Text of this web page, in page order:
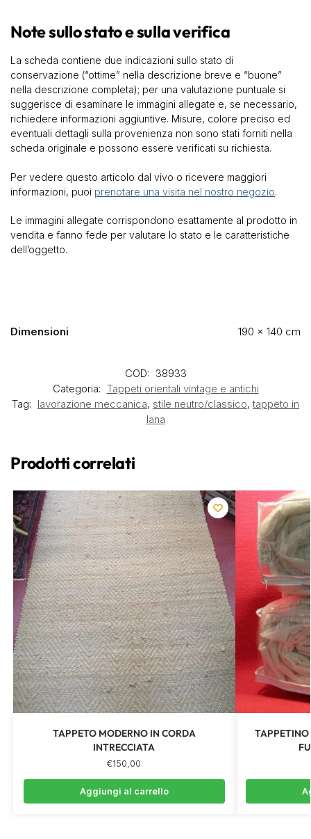
Note sullo stato e sulla verifica
La scheda contiene due indicazioni sullo stato di
conservazione (“ottime” nella descrizione breve e “buone”
nella descrizione completa); per una valutazione puntuale si
suggerisce di esaminare le immagini allegate e, se necessario,
richiedere informazioni aggiuntive. Misure, colore preciso ed
eventuali dettagli sulla provenienza non sono stati forniti nella
scheda originale e possono essere verificati su richiesta.
Per vedere questo articolo dal vivo o ricevere maggiori
informazioni, puoi prenotare una visita nel nostro negozio.
Le immagini allegate corrispondono esattamente al prodotto in
vendita e fanno fede per valutare lo stato e le caratteristiche
dell’oggetto.
Dimensioni 190 × 140 cm
COD: 38933
Categoria: Tappeti orientali vintage e antichi
Tag: lavorazione meccanica, stile neutro/classico,tappeto in
lana
Prodotti correlati
TAPPETO MODERNO IN CORDA
INTRECCIATA
€150,00
Aggiungi al carrello
TAPPETINO